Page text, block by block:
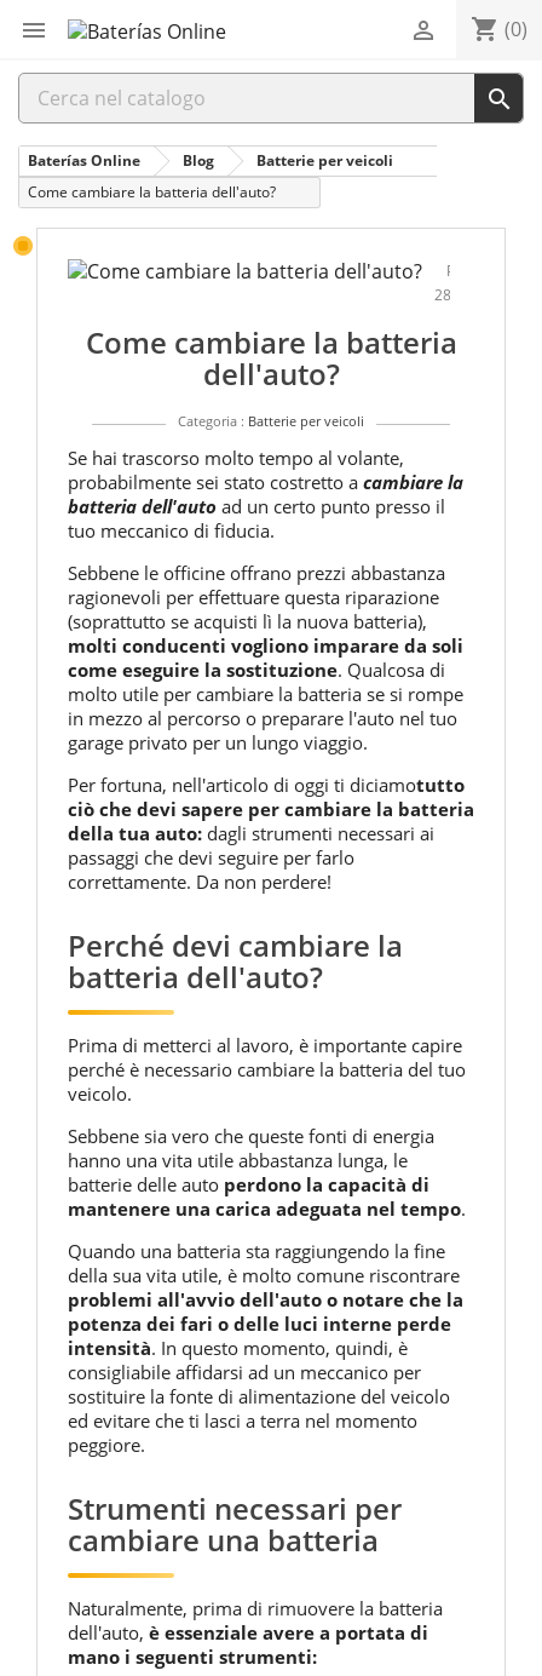
 shopping_cart (0)


Baterías Online Blog
Batterie per veicoli
Come cambiare la batteria dell'auto?
Pubblicato:
28/05/2024
Come cambiare la batteria
dell'auto?
Categoria : Batterie per veicoli
Se hai trascorso molto tempo al volante,
probabilmente sei stato costretto a cambiare la
batteria dell'auto ad un certo punto presso il
tuo meccanico di fiducia.
Sebbene le officine offrano prezzi abbastanza
ragionevoli per effettuare questa riparazione
(soprattutto se acquisti lì la nuova batteria),
molti conducenti vogliono imparare da soli
come eseguire la sostituzione. Qualcosa di
molto utile per cambiare la batteria se si rompe
in mezzo al percorso o preparare l'auto nel tuo
garage privato per un lungo viaggio.
Per fortuna, nell'articolo di oggi ti diciamotutto
ciò che devi sapere per cambiare la batteria
della tua auto: dagli strumenti necessari ai
passaggi che devi seguire per farlo
correttamente. Da non perdere!
Perché devi cambiare la
batteria dell'auto?
Prima di metterci al lavoro, è importante capire
perché è necessario cambiare la batteria del tuo
veicolo.
Sebbene sia vero che queste fonti di energia
hanno una vita utile abbastanza lunga, le
batterie delle auto perdono la capacità di
mantenere una carica adeguata nel tempo.
Quando una batteria sta raggiungendo la fine
della sua vita utile, è molto comune riscontrare
problemi all'avvio dell'auto o notare che la
potenza dei fari o delle luci interne perde
intensità. In questo momento, quindi, è
consigliabile affidarsi ad un meccanico per
sostituire la fonte di alimentazione del veicolo
ed evitare che ti lasci a terra nel momento
peggiore.
Strumenti necessari per
cambiare una batteria
Naturalmente, prima di rimuovere la batteria
dell'auto, è essenziale avere a portata di
mano i seguenti strumenti: